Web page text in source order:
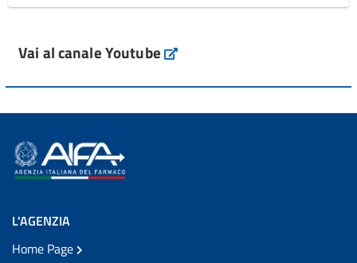
Vai al canale Youtube
L'AGENZIA
Home Page